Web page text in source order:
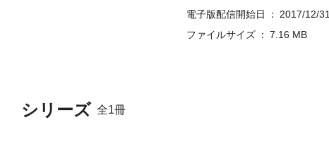
シリーズ 全1冊
電子版配信開始日
2017/12/31
ファイルサイズ
7.16 MB